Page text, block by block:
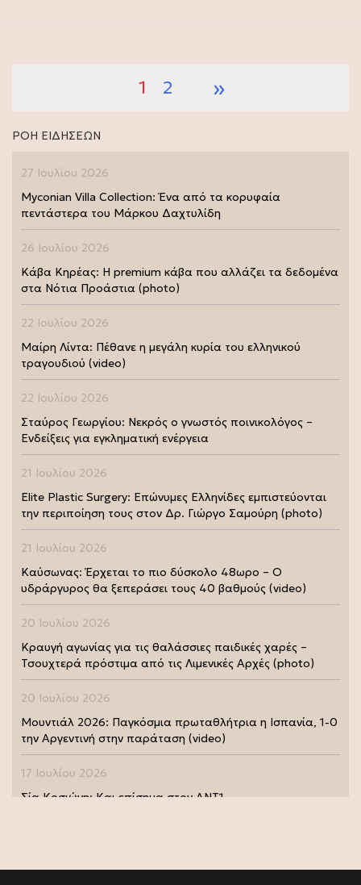
1 2 »
ΡΟΗ ΕΙΔΗΣΕΩΝ
27 Ιουλίου 2026
Myconian Villa Collection: Ένα από τα κορυφαία
πεντάστερα του Μάρκου Δαχτυλίδη
26 Ιουλίου 2026
Κάβα Κηρέας: Η premium κάβα που αλλάζει τα δεδομένα
στα Νότια Προάστια (photo)
22 Ιουλίου 2026
Μαίρη Λίντα: Πέθανε η μεγάλη κυρία του ελληνικού
τραγουδιού (video)
22 Ιουλίου 2026
Σταύρος Γεωργίου: Νεκρός ο γνωστός ποινικολόγος –
Ενδείξεις για εγκληματική ενέργεια
21 Ιουλίου 2026
Elite Plastic Surgery: Επώνυμες Ελληνίδες εμπιστεύονται
την περιποίηση τους στον Δρ. Γιώργο Σαμούρη (photo)
21 Ιουλίου 2026
Καύσωνας: Έρχεται το πιο δύσκολο 48ωρο – Ο
υδράργυρος θα ξεπεράσει τους 40 βαθμούς (video)
20 Ιουλίου 2026
Κραυγή αγωνίας για τις θαλάσσιες παιδικές χαρές –
Τσουχτερά πρόστιμα από τις Λιμενικές Αρχές (photo)
20 Ιουλίου 2026
Μουντιάλ 2026: Παγκόσμια πρωταθλήτρια η Ισπανία, 1-0
την Αργεντινή στην παράταση (video)
17 Ιουλίου 2026
Σία Κοσιώνη: Και επίσημα στον ΑΝΤ1
της Μάρως Κοντού (photo)